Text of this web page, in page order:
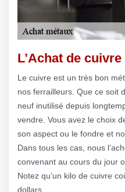
L’Achat de
Le cuivre est un très bon
nos ferrailleurs. Que ce soit
neuf inutilisé depuis
vendre. Vous avez le choix
son aspect ou le fondre et
Dans tous les cas, nous
convenant au cours du jour
Notez qu’un kilo de cuivre
dollars.